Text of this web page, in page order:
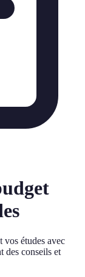
vos études avec
des conseils et